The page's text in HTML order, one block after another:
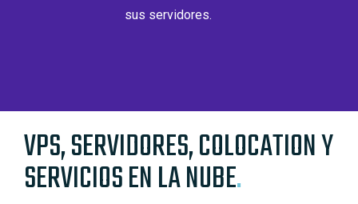
sus servidores.
VPS, SERVIDORES, COLOCATION Y
SERVICIOS EN LA NUBE.